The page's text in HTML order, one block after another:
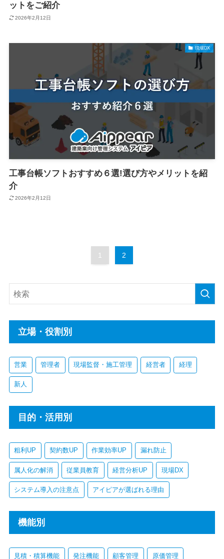
ットをご紹介
2026年2月12日
現場DX
工事台帳ソフトおすすめ６選!選び方やメリットを紹
介
2026年2月12日
1 2
立場・役割別
営業 管理者 現場監督・施工管理 経営者 経理
新人
目的・活用別
粗利UP 契約数UP 作業効率UP 漏れ防止
属人化の解消 従業員教育 経営分析UP 現場DX
システム導入の注意点 アイピアが選ばれる理由
機能別
見積・積算機能 発注機能 顧客管理 原価管理